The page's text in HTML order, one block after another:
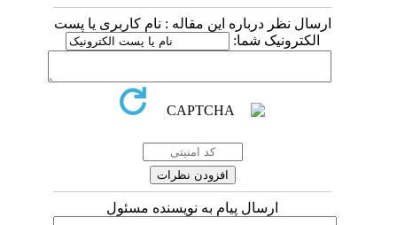
ارسال نظر درباره این مقاله : نام کاربری یا پست
الکترونیک شما:
ارسال پیام به نویسنده مسئول